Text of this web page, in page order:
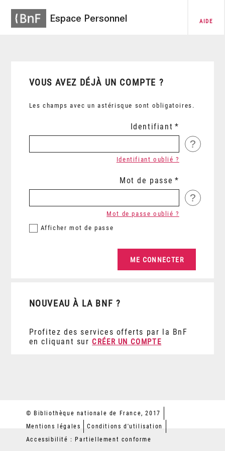
Espace Personnel AIDE
VOUS AVEZ DÉJÀ UN COMPTE ?
Les champs avec un astérisque sont obligatoires.
Identifiant
?
Identifiant oublié ?
Mot de passe
?
Afficher mot de passe
Mot de passe oublié ?
NOUVEAU À LA BNF ?
Profitez des services offerts par la BnF
en cliquant sur CRÉER UN COMPTE
© Bibliothèque nationale de France, 2017
Mentions légales
Conditions d'utilisation
Accessibilité : Partiellement conforme